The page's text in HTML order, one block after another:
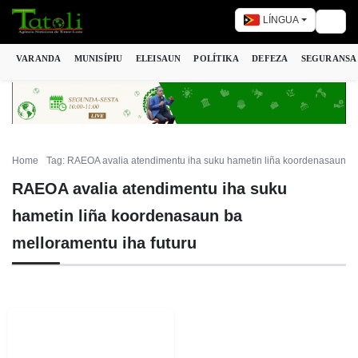
LÍNGUA
VARANDA MUNISÍPIU ELEISAUN POLÍTIKA DEFEZA SEGURANSA
Home Tag: RAEOA avalia atendimentu iha suku hametin liña koordenasaun
RAEOA avalia atendimentu iha suku
hametin liña koordenasaun ba
melloramentu iha futuru